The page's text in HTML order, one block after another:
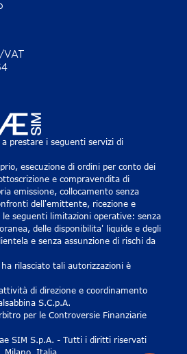
VAT
prestare i seguenti servizi di
esecuzione di ordini per conto dei
e compravendita di
emissione, collocamento senza
dell'emittente, ricezione e
seguenti limitazioni operative: senza
delle disponibilita' liquide e degli
e senza assunzione di rischi da
rilasciato tali autorizzazioni è
di direzione e coordinamento
S.C.p.A.
per le Controversie Finanziarie
SIM S.p.A. - Tutti i diritti riservati
Milano, Italia.